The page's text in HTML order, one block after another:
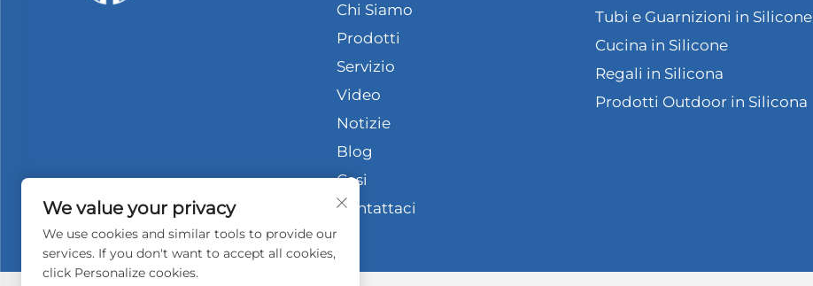
Chi Siamo
Prodotti
Servizio
Video
Notizie
Blog
Casi
Contattaci
Tubi e Guarnizioni in Silicone
Cucina in Silicone
Regali in Silicona
Prodotti Outdoor in Silicona
We value your privacy
We use cookies and similar tools to provide our
services. If you don't want to accept all cookies,
click Personalize cookies.